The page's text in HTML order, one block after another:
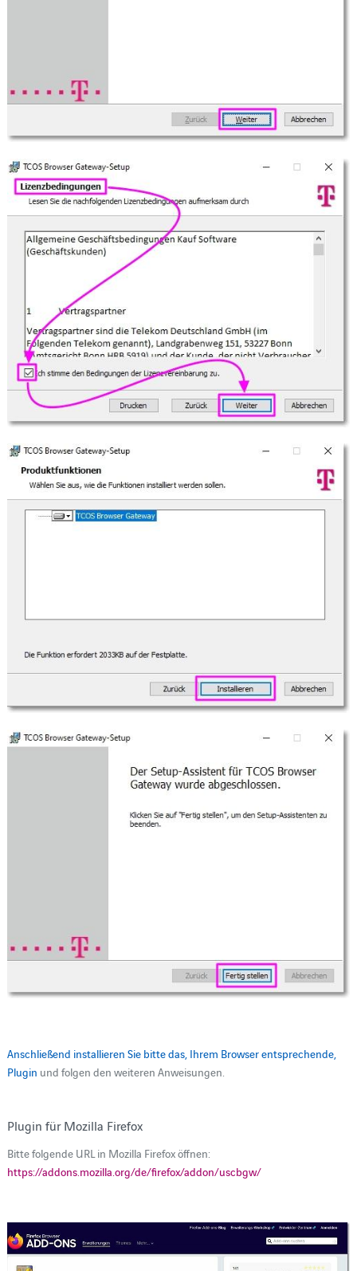
Anschließend installieren Sie bitte das, Ihrem Browser entsprechende,
Plugin und folgen den weiteren Anweisungen.
Plugin für Mozilla Firefox
Bitte folgende URL in Mozilla Firefox öffnen:
https://addons.mozilla.org/de/firefox/addon/uscbgw/